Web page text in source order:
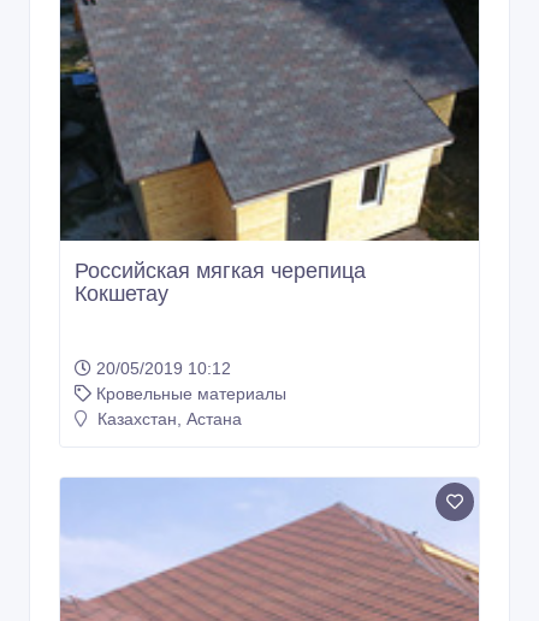
Российская мягкая черепица
Кокшетау
20/05/2019 10:12
Кровельные материалы
Казахстан, Астана